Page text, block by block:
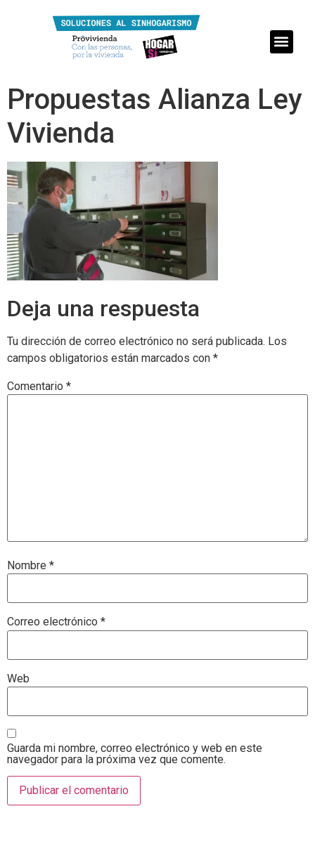
Propuestas Alianza Ley
Vivienda
Deja una respuesta
Tu dirección de correo electrónico no será publicada. Los
campos obligatorios están marcados con *
Comentario *
Nombre *
Correo electrónico *
Web
Guarda mi nombre, correo electrónico y web en este
navegador para la próxima vez que comente.